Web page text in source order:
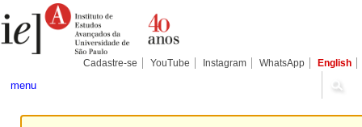
para
conteúdo.
Pessoais
Cadastre-se YouTube Instagram WhatsApp English
menu